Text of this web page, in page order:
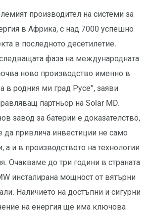
производител на системи за
в Африка, с над 7000 успешно
в последното десетилетие.
фаза на международната
ново производство именно в
в родния ми град Русе”, заяви
партньор на Solar MD.
завод за батерии е доказателство,
привлича инвестиции не само
а и в производството на технологии
Очакваме до три години в страната
инсталирана мощност от вятърни
Наличието на достъпни и сигурни
на енергия ще има ключова